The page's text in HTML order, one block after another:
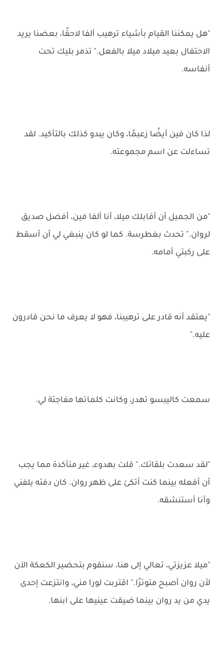
"هل يمكننا القيام بأشياء ترهيب ألفا لاحقًا، بعضنا يريد
الاحتفال بعيد ميلاد ميلا بالفعل." تذمر بليك تحت
أنفاسه.
لذا كان فين أيضًا زعيمًا، وكان يبدو كذلك بالتأكيد. لقد
تساءلت عن اسم مجموعته.
"من الجميل أن أقابلك ميلا، أنا ألفا فين، أفضل صديق
لروان." تحدث بغطرسة. كما لو كان ينبغي لي أن أسقط
على ركبتي أمامه.
"يعتقد أنه قادر على ترهيبنا، فهو لا يعرف ما نحن قادرون
عليه."
سمعت كاليبسو تهدر، وكانت كلماتها مفاجئة لي.
"لقد سعدت بلقائك." قلت بهدوء، غير متأكدة مما يجب
أن أفعله بينما كنت أتكئ على ظهر روان. كان دفئه يلفني
وأنا أستنشقه.
"ميلا عزيزتي، تعالي إلى هنا، سنقوم بتحضير الكعكة الآن
لأن روان أصبح متوترًا." اقتربت لورا مني، وانتزعت إحدى
يدي من يد روان بينما ضيقت عينيها على ابنها.